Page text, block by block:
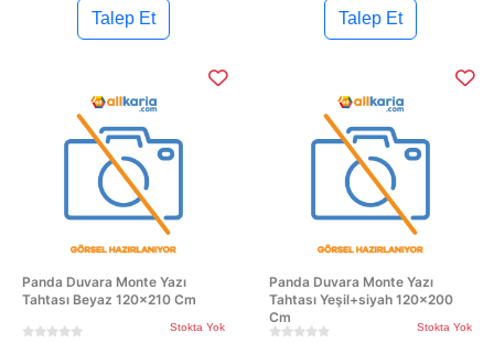
Talep Et Talep Et
Panda Duvara Monte Yazı
Tahtası Beyaz 120x210 Cm
Stokta Yok
Panda Duvara Monte Yazı
Tahtası Yeşil+siyah 120x200
Cm
Stokta Yok